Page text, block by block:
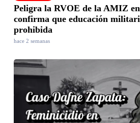
Peligra la RVOE de la AMIZ
confirma que educación
prohibida
hace 2 semanas